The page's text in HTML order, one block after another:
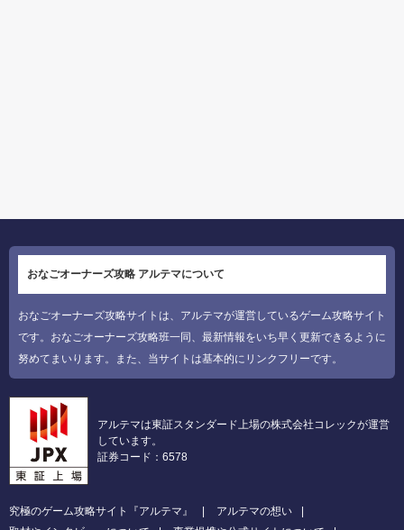
おなごオーナーズ攻略 アルテマについて
おなごオーナーズ攻略サイトは、アルテマが運営しているゲーム攻略サイト
です。おなごオーナーズ攻略班一同、最新情報をいち早く更新できるように
努めてまいります。また、当サイトは基本的にリンクフリーです。
アルテマは東証スタンダード上場の株式会社コレックが運営
しています。
証券コード：6578
究極のゲーム攻略サイト『アルテマ』
アルテマの想い